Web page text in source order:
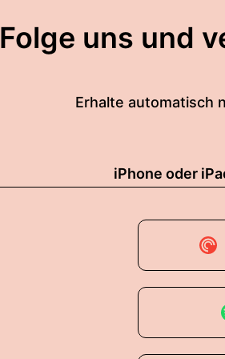
Folge uns und
Erhalte automatisch
iPhone oder